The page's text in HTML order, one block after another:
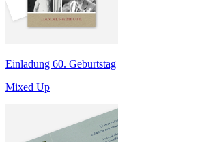
Einladung 60. Geburtstag
Mixed Up